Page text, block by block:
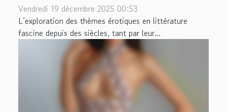
Vendredi 19 décembre 2025 00:53
L’exploration des thèmes érotiques en littérature
fascine depuis des siècles, tant par leur...